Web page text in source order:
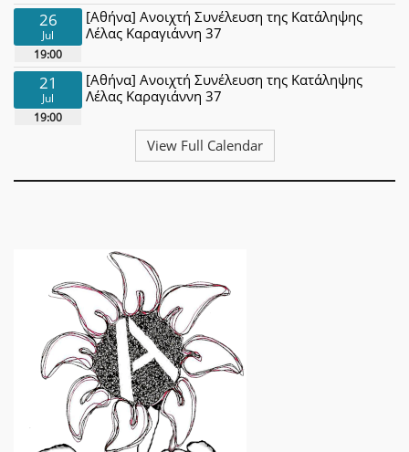
26
Jul
19:00
[Αθήνα] Ανοιχτή Συνέλευση της Κατάληψης
Λέλας Καραγιάννη 37
21
Jul
19:00
[Αθήνα] Ανοιχτή Συνέλευση της Κατάληψης
Λέλας Καραγιάννη 37
View Full Calendar